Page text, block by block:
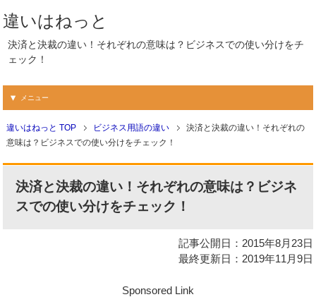
違いはねっと
決済と決裁の違い！それぞれの意味は？ビジネスでの使い分けをチ
ェック！
メニュー
違いはねっと TOP ビジネス用語の違い
決済と決裁の違い！それぞれの
意味は？ビジネスでの使い分けをチェック！
決済と決裁の違い！それぞれの意味は？ビジネ
スでの使い分けをチェック！
記事公開日：2015年8月23日
最終更新日：2019年11月9日
Sponsored Link